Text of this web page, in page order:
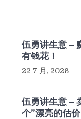
伍勇讲生意 –
有钱花！
22 7 月, 2026
伍勇讲生意 –
个”漂亮的估价